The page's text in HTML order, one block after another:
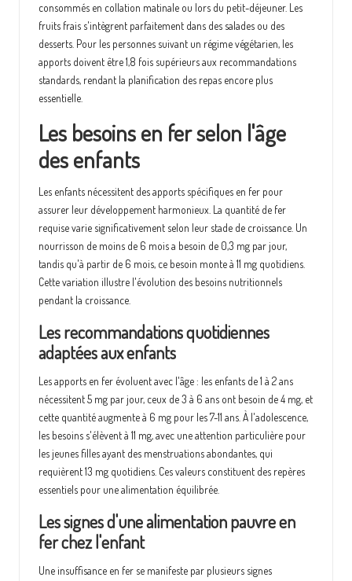
consommés en collation matinale ou lors du petit-déjeuner. Les
fruits frais s'intègrent parfaitement dans des salades ou des
desserts. Pour les personnes suivant un régime végétarien, les
apports doivent être 1,8 fois supérieurs aux recommandations
standards, rendant la planification des repas encore plus
essentielle.
Les besoins en fer selon l'âge
des enfants
Les enfants nécessitent des apports spécifiques en fer pour
assurer leur développement harmonieux. La quantité de fer
requise varie significativement selon leur stade de croissance. Un
nourrisson de moins de 6 mois a besoin de 0,3 mg par jour,
tandis qu'à partir de 6 mois, ce besoin monte à 11 mg quotidiens.
Cette variation illustre l'évolution des besoins nutritionnels
pendant la croissance.
Les recommandations quotidiennes
adaptées aux enfants
Les apports en fer évoluent avec l'âge : les enfants de 1 à 2 ans
nécessitent 5 mg par jour, ceux de 3 à 6 ans ont besoin de 4 mg, et
cette quantité augmente à 6 mg pour les 7-11 ans. À l'adolescence,
les besoins s'élèvent à 11 mg, avec une attention particulière pour
les jeunes filles ayant des menstruations abondantes, qui
requièrent 13 mg quotidiens. Ces valeurs constituent des repères
essentiels pour une alimentation équilibrée.
Les signes d'une alimentation pauvre en
fer chez l'enfant
Une insuffisance en fer se manifeste par plusieurs signes